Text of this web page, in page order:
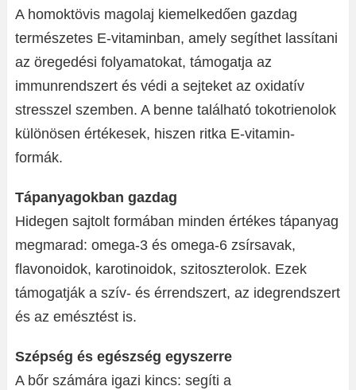
A homoktövis magolaj kiemelkedően gazdag
természetes E-vitaminban, amely segíthet lassítani
az öregedési folyamatokat, támogatja az
immunrendszert és védi a sejteket az oxidatív
stresszel szemben. A benne található tokotrienolok
különösen értékesek, hiszen ritka E-vitamin-
formák.
Tápanyagokban gazdag
Hidegen sajtolt formában minden értékes tápanyag
megmarad: omega-3 és omega-6 zsírsavak,
flavonoidok, karotinoidok, szitoszterolok. Ezek
támogatják a szív- és érrendszert, az idegrendszert
és az emésztést is.
Szépség és egészség egyszerre
A bőr számára igazi kincs: segíti a